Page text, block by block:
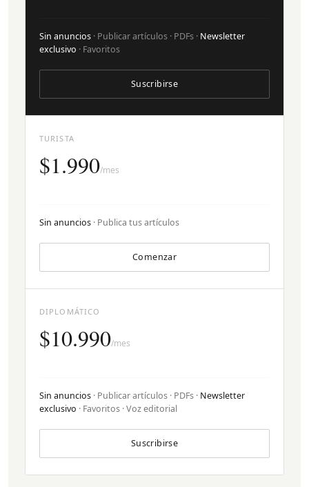
TURISTA
$1.990/mes
Sin anuncios · Publica tus artículos
Comenzar
Sin anuncios · Publicar artículos · PDFs · Newsletter
exclusivo · Favoritos
Suscribirse
DIPLOMÁTICO
$10.990/mes
Sin anuncios · Publicar artículos · PDFs · Newsletter
exclusivo · Favoritos · Voz editorial
Suscribirse